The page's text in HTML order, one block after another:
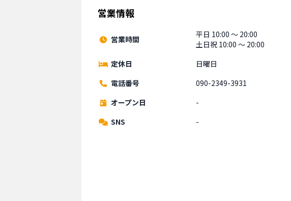
営業情報
営業時間
平日 10:00 〜 20:00
土日祝 10:00 〜 20:00
定休日
日曜日
電話番号
090-2349-3931
オープン日
-
SNS
-